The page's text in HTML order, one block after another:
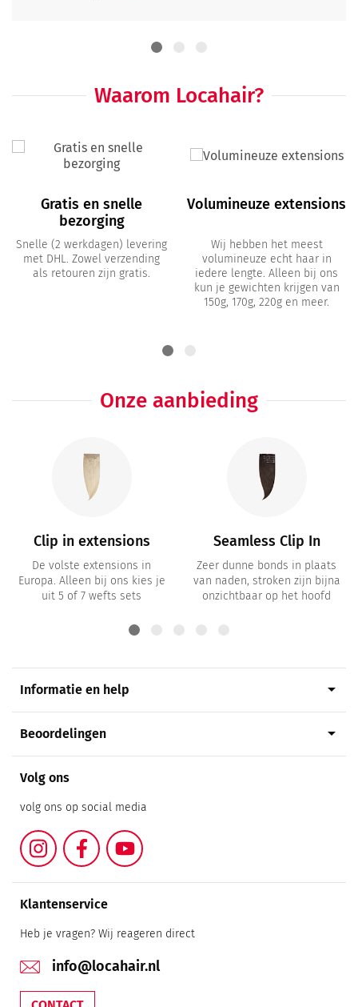
Waarom Locahair?
Gratis en snelle
bezorging
Snelle (2 werkdagen) levering
met DHL. Zowel verzending
als retouren zijn gratis.
Volumineuze extensions
Wij hebben het meest
volumineuze echt haar in
iedere lengte. Alleen bij ons
kun je gewichten krijgen van
150g, 170g, 220g en meer.
Onze aanbieding
Clip in extensions
De volste extensions in
Europa. Alleen bij ons kies je
uit 5 of 7 wefts sets
Seamless Clip In
Zeer dunne bonds in plaats
van naden, stroken zijn bijna
onzichtbaar op het hoofd
Informatie en help arrow_drop_down
Volg ons
volg ons op social media
InstagramFacebookYouTube
Beoordelingen arrow_drop_down
Klantenservice
Heb je vragen? Wij reageren direct
info@locahair.nl